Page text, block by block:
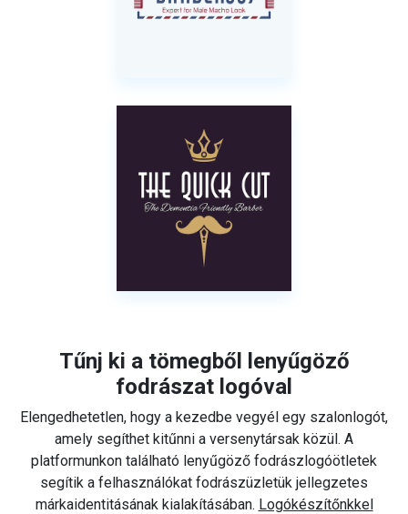
Tűnj ki a tömegből lenyűgöző
fodrászat logóval
Elengedhetetlen, hogy a kezedbe vegyél egy szalonlogót,
amely segíthet kitűnni a versenytársak közül. A
platformunkon található lenyűgöző fodrászlogóötletek
segítik a felhasználókat fodrászüzletük jellegzetes
márkaidentitásának kialakításában. Logókészítőnkkel